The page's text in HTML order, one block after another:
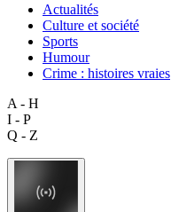
Actualités
Culture et société
Sports
Humour
Crime : histoires vraies
A - H
I - P
Q - Z